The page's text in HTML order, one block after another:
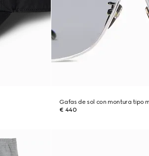
Gafas de sol con montura tipo
€ 440